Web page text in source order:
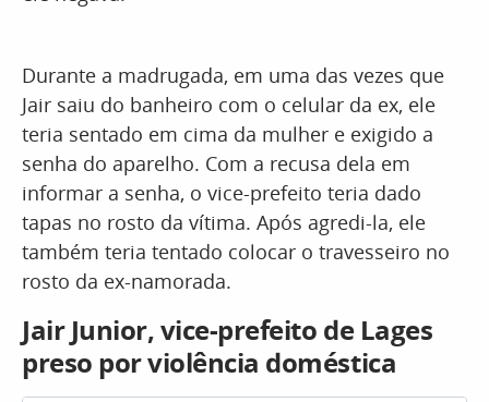
Durante a madrugada, em uma das vezes que
Jair saiu do banheiro com o celular da ex, ele
teria sentado em cima da mulher e exigido a
senha do aparelho. Com a recusa dela em
informar a senha, o vice-prefeito teria dado
tapas no rosto da vítima. Após agredi-la, ele
também teria tentado colocar o travesseiro no
rosto da ex-namorada.
Jair Junior, vice-prefeito de Lages
preso por violência doméstica